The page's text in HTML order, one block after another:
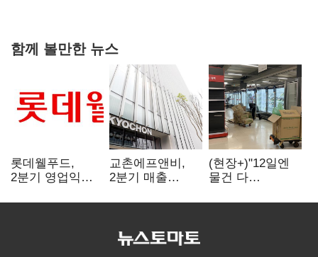
함께 볼만한 뉴스
롯데웰푸드,
2분기 영업익
사업이 실적 견인
교촌에프앤비,
2분기 매출
전년보다 4.9%↑
(현장+)"12일엔
물건 다
매대 채우며 문